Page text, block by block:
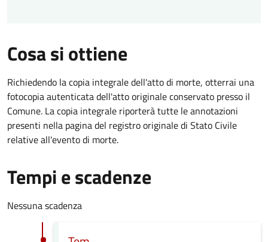
Cosa si ottiene
Richiedendo la copia integrale dell'atto di morte, otterrai una
fotocopia autenticata dell'atto originale conservato presso il
Comune. La copia integrale riporterà tutte le annotazioni
presenti nella pagina del registro originale di Stato Civile
relative all'evento di morte.
Tempi e scadenze
Nessuna scadenza